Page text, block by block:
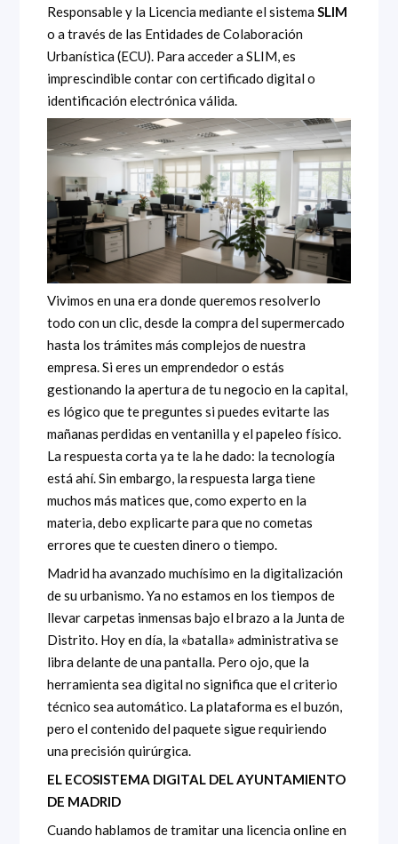
Responsable y la Licencia mediante el sistemaSLIM
o a través de las Entidades de Colaboración
Urbanística (ECU). Para acceder a SLIM, es
imprescindible contar con certificado digital o
identificación electrónica válida.
Vivimos en una era donde queremos resolverlo
todo con un clic, desde la compra del supermercado
hasta los trámites más complejos de nuestra
empresa. Si eres un emprendedor o estás
gestionando la apertura de tu negocio en la capital,
es lógico que te preguntes si puedes evitarte las
mañanas perdidas en ventanilla y el papeleo físico.
La respuesta corta ya te la he dado: la tecnología
está ahí. Sin embargo, la respuesta larga tiene
muchos más matices que, como experto en la
materia, debo explicarte para que no cometas
errores que te cuesten dinero o tiempo.
Madrid ha avanzado muchísimo en la digitalización
de su urbanismo. Ya no estamos en los tiempos de
llevar carpetas inmensas bajo el brazo a la Junta de
Distrito. Hoy en día, la «batalla» administrativa se
libra delante de una pantalla. Pero ojo, que la
herramienta sea digital no significa que el criterio
técnico sea automático. La plataforma es el buzón,
pero el contenido del paquete sigue requiriendo
una precisión quirúrgica.
EL ECOSISTEMA DIGITAL DEL AYUNTAMIENTO
DE MADRID
Cuando hablamos de tramitar una licencia online en